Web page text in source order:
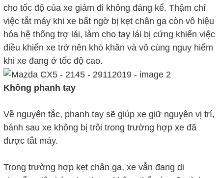
cho tốc độ của xe giảm đi không đáng kể. Thậm chí
việc tắt máy khi xe bất ngờ bị kẹt chân ga còn vô hiệu
hóa hệ thống trợ lái, làm cho tay lái bị cứng khiến việc
điều khiển xe trở nên khó khăn và vô cùng nguy hiểm
khi xe đang ở tốc độ cao.
Không phanh tay
Về nguyên tắc, phanh tay sẽ giúp xe giữ nguyên vị trí,
bánh sau xe không bị trôi trong trường hợp xe đã
được tắt máy.
Trong trường hợp kẹt chân ga, xe vẫn đang di